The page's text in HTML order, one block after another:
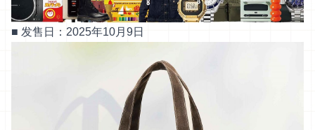
■ 发售日：2025年10月9日